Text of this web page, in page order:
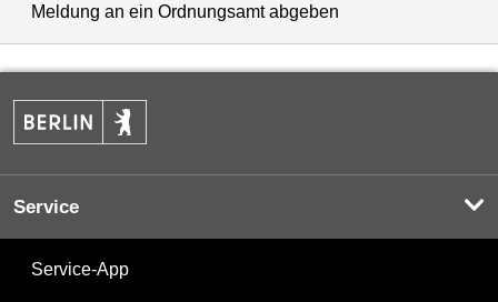
Meldung an ein Ordnungsamt abgeben
Service
Service-App